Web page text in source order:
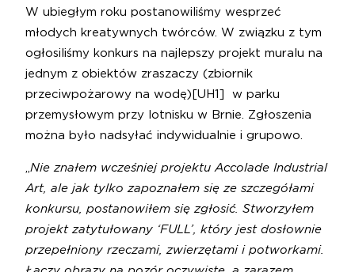
W ubiegłym roku postanowiliśmy wesprzeć
młodych kreatywnych twórców. W związku z tym
ogłosiliśmy konkurs na najlepszy projekt muralu na
jednym z obiektów zraszaczy (zbiornik
przeciwpożarowy na wodę) [UH1]
w parku
przemysłowym przy lotnisku w Brnie. Zgłoszenia
można było nadsyłać indywidualnie i grupowo.
Nie znałem wcześniej projektu Accolade Industrial
Art, ale jak tylko zapoznałem się ze szczegółami
konkursu, postanowiłem się zgłosić. Stworzyłem
projekt zatytułowany ‘FULL’, który jest dosłownie
przepełniony rzeczami, zwierzętami i potworkami.